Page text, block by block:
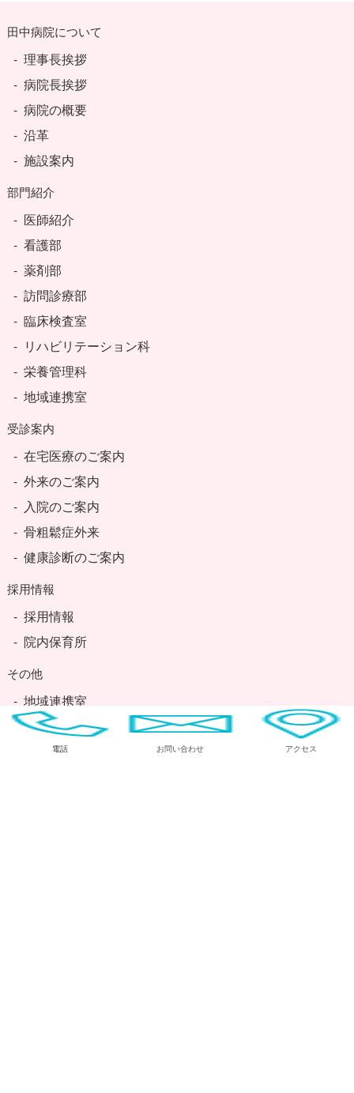
田中病院について
理事長挨拶
病院長挨拶
病院の概要
沿革
施設案内
部門紹介
医師紹介
看護部
薬剤部
訪問診療部
臨床検査室
リハビリテーション科
栄養管理科
地域連携室
受診案内
在宅医療のご案内
外来のご案内
入院のご案内
骨粗鬆症外来
健康診断のご案内
採用情報
採用情報
院内保育所
その他
地域連携室
アクセス
お問い合わせ
電話 お問い合わせ アクセス